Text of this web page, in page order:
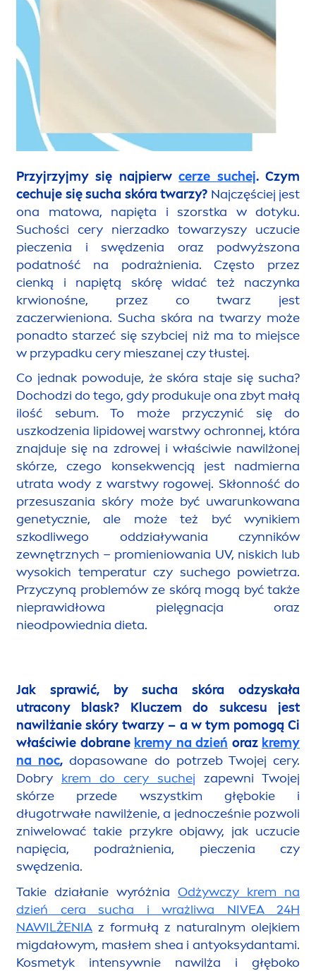
Przyjrzyjmy się najpierwcerze suchej. Czym
cechuje się sucha skóra twarzy? Najczęściej jest
ona matowa, napięta i szorstka w dotyku.
Suchości cery nierzadko towarzyszy uczucie
pieczenia i swędzenia oraz podwyższona
podatność na podrażnienia. Często przez
cienką i napiętą skórę widać też naczynka
krwionośne, przez co twarz jest
zaczerwieniona. Sucha skóra na twarzy może
ponadto starzeć się szybciej niż ma to miejsce
w przypadku cery mieszanej czy tłustej.
Co jednak powoduje, że skóra staje się sucha?
Dochodzi do tego, gdy produkuje ona zbyt małą
ilość sebum. To może przyczynić się do
uszkodzenia lipidowej warstwy ochronnej, która
znajduje się na zdrowej i właściwie nawilżonej
skórze, czego konsekwencją jest nadmierna
utrata wody z warstwy rogowej. Skłonność do
przesuszania skóry może być uwarunkowana
genetycznie, ale może też być wynikiem
szkodliwego oddziaływania czynników
zewnętrznych – promieniowania UV, niskich lub
wysokich temperatur czy suchego powietrza.
Przyczyną problemów ze skórą mogą być także
nieprawidłowa pielęgnacja oraz
nieodpowiednia dieta.
Jak sprawić, by sucha skóra odzyskała
utracony blask? Kluczem do sukcesu jest
nawilżanie skóry twarzy – a w tym pomogą Ci
właściwie dobrane kremy na dzień oraz kremy
na noc, dopasowane do potrzeb Twojej cery.
Dobry krem do cery suchej zapewni Twojej
skórze przede wszystkim głębokie i
długotrwałe nawilżenie, a jednocześnie pozwoli
zniwelować takie przykre objawy, jak uczucie
napięcia, podrażnienia, pieczenia czy
swędzenia.
Takie działanie wyróżnia Odżywczy krem na
dzień cera sucha i wrażliwa NIVEA24H
NAWILŻENIA z formułą z naturalnym olejkiem
migdałowym, masłem shea i antyoksydantami.
Kosmetyk intensywnie nawilża i głęboko